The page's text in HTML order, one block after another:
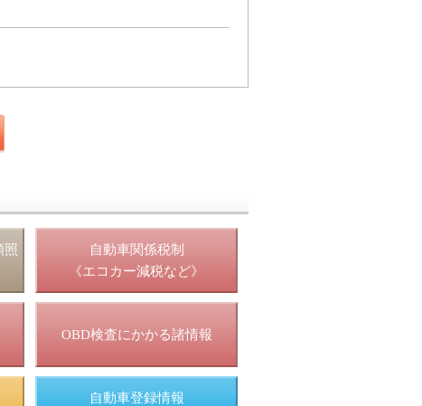
照
自動車関係税制
《エコカー減税など》
OBD検査にかかる諸情報
自動車登録情報